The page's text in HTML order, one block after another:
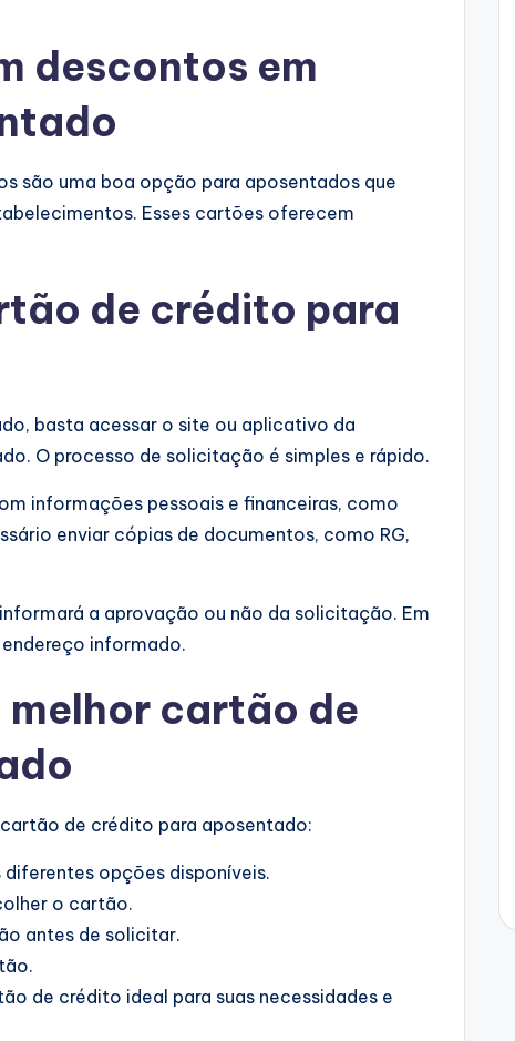
descontos em
são uma boa opção para aposentados que
Esses cartões oferecem
de crédito para
basta acessar o site ou aplicativo da
O processo de solicitação é simples e rápido.
informações pessoais e financeiras, como
enviar cópias de documentos, como RG,
a aprovação ou não da solicitação. Em
informado.
melhor cartão de
de crédito para aposentado:
opções disponíveis.
o cartão.
antes de solicitar.
de crédito ideal para suas necessidades e